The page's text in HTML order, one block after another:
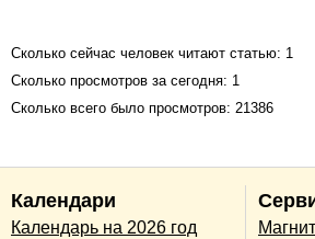
Сколько сейчас человек читают статью: 1
Сколько просмотров за сегодня: 1
Сколько всего было просмотров: 21386
Календари
Календарь на 2026 год